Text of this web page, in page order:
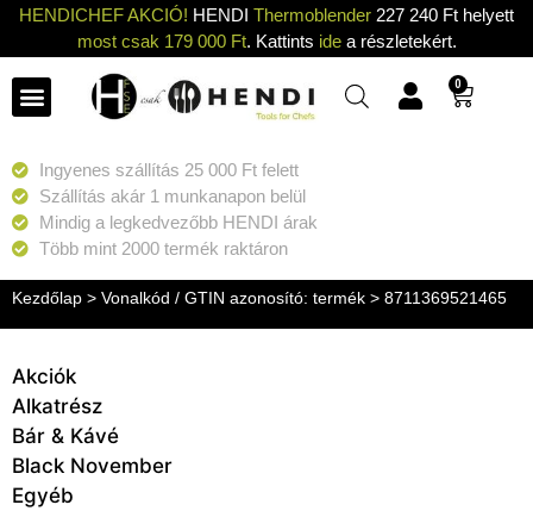
HENDICHEF AKCIÓ! HENDI Thermoblender 227 240 Ft helyett
most csak 179 000 Ft. Kattints idea részletekért.
0
Ingyenes szállítás 25 000 Ft felett
Szállítás akár 1 munkanapon belül
Mindig a legkedvezőbb HENDI árak
Több mint 2000 termék raktáron
Kezdőlap > Vonalkód / GTIN azonosító: termék > 8711369521465
Akciók
Alkatrész
Bár & Kávé
Black November
Egyéb